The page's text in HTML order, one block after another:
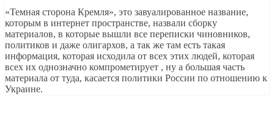
«Темная сторона Кремля», это завуалированное название,
которым в интернет пространстве, назвали сборку
материалов, в которые вышли все переписки чиновников,
политиков и даже олигархов, а так же там есть такая
информация, которая исходила от всех этих людей, которая
всех их однозначно компрометирует , ну а большая часть
материала от туда, касается политики России по отношению к
Украине.